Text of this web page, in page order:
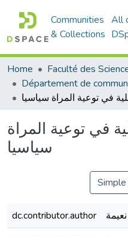
Communities
& Collections
All
Home
في توعية المراة
سياسيا
dc.contributor.author